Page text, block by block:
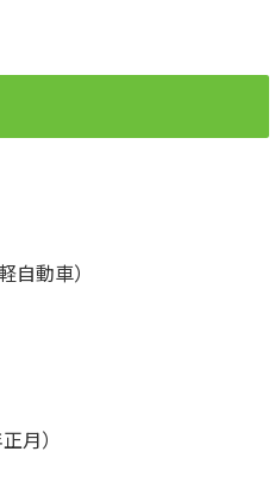
自動車）
月）